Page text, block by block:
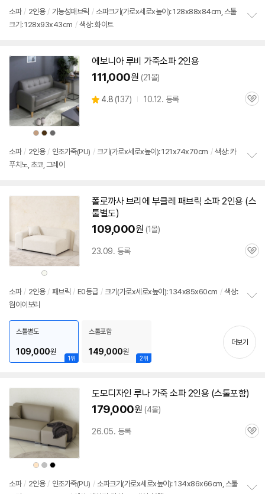
상
소파 / 2인용 / 기능성패브릭 / 소파크기(가로x세로x높이): 128x88x84cm, 스툴
크기: 128x93x43cm / 색상: 화이트
상
품
색
상
상
품
상
상
품
색
상
에보니아 루비 가죽소파2인용
111,000원 (21몰)
별
4.8 (상
137) 10.12. 등록
관
소파 / 2인용 / 인조가죽(PU) / 크기(가로x세로x높이): 121x74x70cm / 색상: 카
푸치노, 초코, 그레이
치
상
품
상
폴로까사 브리에 부클레 패브릭 소파2인용 (스
툴별도)
109,000원 (1몰)
23.09. 등록
관
소파 / 2인용 / 패브릭 / E0등급 / 크기(가로x세로x높이): 134x85x60cm / 색상:
웜아이보리
치
기
1위
스툴별도
109,000원
2위
스툴포함
149,000원
더보기
상
품
색
상
상
품
상
상
품
색
상
도모디자인 루나 가죽 소파2인용 (스툴포함)
179,000원 (4몰)
26.05. 등록
관
소파 / 2인용 / 인조가죽(PU) / 소파크기(가로x세로x높이): 134x86x66cm, 스툴